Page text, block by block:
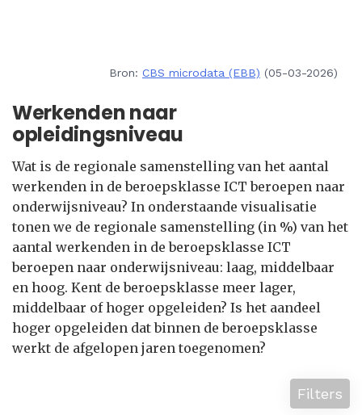
Bron: CBS microdata (EBB) (05-03-2026)
Werkenden naar
opleidingsniveau
Wat is de regionale samenstelling van het aantal
werkenden in de beroepsklasse ICT beroepen naar
onderwijsniveau? In onderstaande visualisatie
tonen we de regionale samenstelling (in %) van het
aantal werkenden in de beroepsklasse ICT
beroepen naar onderwijsniveau: laag, middelbaar
en hoog. Kent de beroepsklasse meer lager,
middelbaar of hoger opgeleiden? Is het aandeel
hoger opgeleiden dat binnen de beroepsklasse
werkt de afgelopen jaren toegenomen?
Filters